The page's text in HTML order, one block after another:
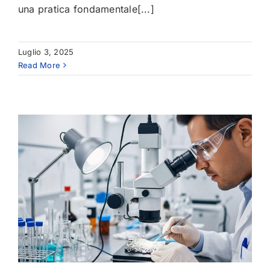
una pratica fondamentale[...]
Luglio 3, 2025
Read More